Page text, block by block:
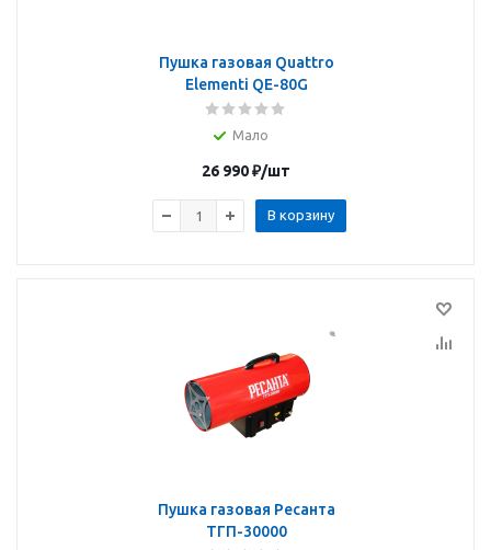
Пушка газовая Quattro
Elementi QE-80G
Мало
26 990₽/шт
В корзину
Пушка газовая Ресанта
ТГП-30000